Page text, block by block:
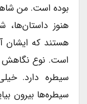
بوده است. من
هنوز داستان‌ها،
هستند که ایشان
است. نوع نگاهش
سیطره دارد.
سیطره‌ها بیرون